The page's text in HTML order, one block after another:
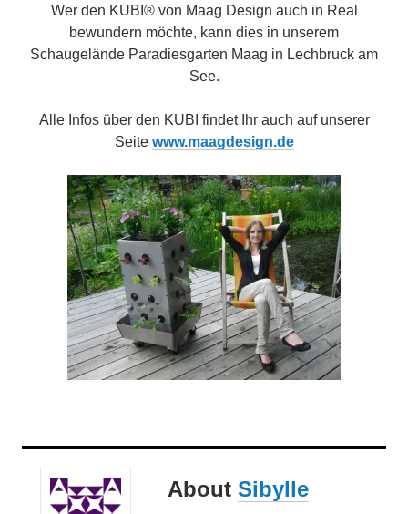
Wer den KUBI® von Maag Design auch in Real
bewundern möchte, kann dies in unserem
Schaugelände Paradiesgarten Maag in Lechbruck am
See.
Alle Infos über den KUBI findet Ihr auch auf unserer
Seite www.maagdesign.de
About Sibylle